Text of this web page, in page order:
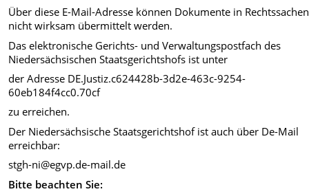
Über diese E-Mail-Adresse können Dokumente in Rechtssachen
nicht wirksam übermittelt werden.
Das elektronische Gerichts- und Verwaltungspostfach des
Niedersächsischen Staatsgerichtshofs ist unter
derAdresse DE.Justiz.c624428b-3d2e-463c-9254-
60eb184f4cc0.70cf
zu erreichen.
Der Niedersächsische Staatsgerichtshof ist auch über De-Mail
erreichbar:
stgh-ni@egvp.de-mail.de
Bitte beachten Sie: